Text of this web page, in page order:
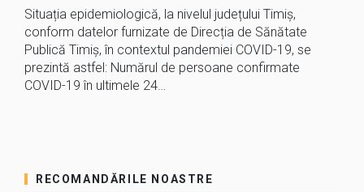
Situația epidemiologică, la nivelul județului Timiș,
conform datelor furnizate de Direcția de Sănătate
Publică Timiș, în contextul pandemiei COVID-19, se
prezintă astfel: Numărul de persoane confirmate
COVID-19 în ultimele 24…
RECOMANDĂRILE NOASTRE